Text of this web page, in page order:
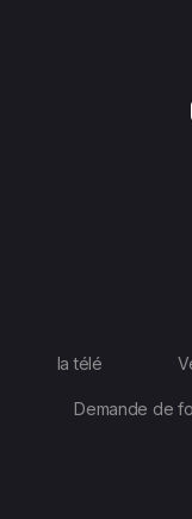
la télé
Demande de